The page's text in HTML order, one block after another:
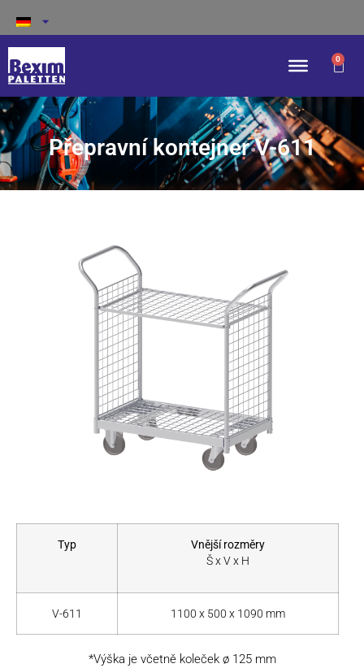
0
Přepravní kontejner V-611
Typ
Vnější rozměry
Š x V x H
V-611 1100 x 500 x 1090 mm
*Výška je včetně koleček ø 125 mm